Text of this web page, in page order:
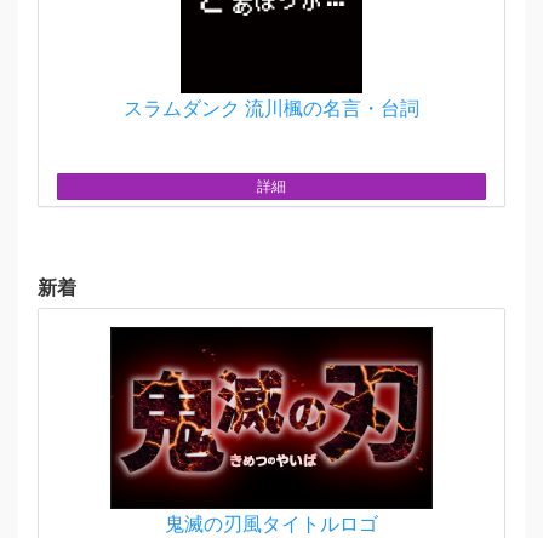
スラムダンク 流川楓の名言・台詞
詳細
新着
鬼滅の刃風タイトルロゴ